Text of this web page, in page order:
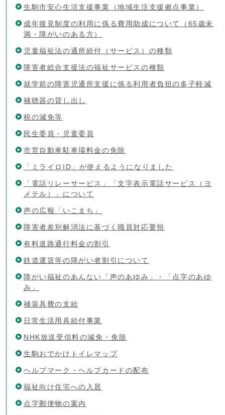
生駒市安心生活支援事業（地域生活支援拠点事業）
成年後見制度の利用に係る費用助成について（65歳未
満・障がいのある方）
児童福祉法の通所給付（サービス）の種類
障害者総合支援法の福祉サービスの種類
就学前の障害児通所支援に係る利用者負担の多子軽減
補聴器の貸し出し
税の減免等
民生委員・児童委員
市営自動車駐車場料金の免除
「ミライロID」が使えるようになりました
「電話リレーサービス」「文字表示電話サービス（ヨ
メテル）」について
声の広報「いこまち」
障害者差別解消法に基づく職員対応要領
有料道路通行料金の割引
鉄道運賃等の障がい者割引について
障がい福祉のあんない「声のあゆみ」・「点字のあゆ
み」
補装具費の支給
日常生活用具給付事業
NHK放送受信料の減免・免除
生駒おでかけトイレマップ
ヘルプマーク・ヘルプカードの配布
福祉向け住宅への入居
点字郵便物の案内